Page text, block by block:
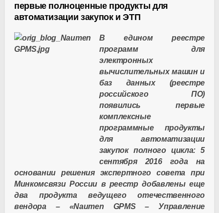
первые полноценные продукты для
автоматизации закупок и ЭТП
В едином реестре
программ для
электронных
вычислительных машин и
баз данных (реестре
российского ПО)
появились первые
комплексные
программные продукты
для автоматизации
закупок полного цикла: 5
сентября 2016 года на
основании решения экспертного совета при
Минкомсвязи России в реестр добавлены еще
два продукта ведущего отечественного
вендора – «Naumen GPMS – Управление